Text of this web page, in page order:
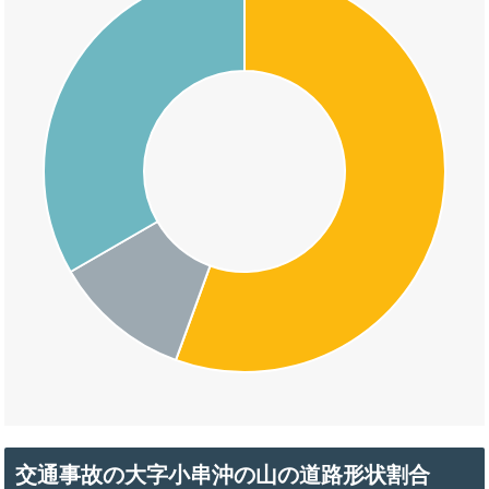
交通事故の大字小串沖の山の道路形状割合